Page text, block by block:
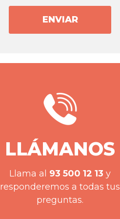
ENVIAR
LLÁMANOS
Llama al 93 500 12 13 y
responderemos a todas tus
preguntas.